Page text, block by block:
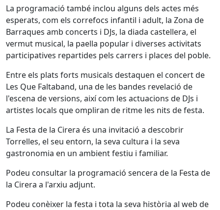
La programació també inclou alguns dels actes més
esperats, com els correfocs infantil i adult, la Zona de
Barraques amb concerts i DJs, la diada castellera, el
vermut musical, la paella popular i diverses activitats
participatives repartides pels carrers i places del poble.
Entre els plats forts musicals destaquen el concert de
Les Que Faltaband, una de les bandes revelació de
l'escena de versions, així com les actuacions de DJs i
artistes locals que ompliran de ritme les nits de festa.
La Festa de la Cirera és una invitació a descobrir
Torrelles, el seu entorn, la seva cultura i la seva
gastronomia en un ambient festiu i familiar.
Podeu consultar la programació sencera de la Festa de
la Cirera a l'arxiu adjunt.
Podeu conèixer la festa i tota la seva història al web de